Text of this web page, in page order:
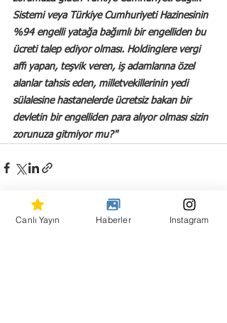
Sistemi veya Türkiye Cumhuriyeti Hazinesinin
%94 engelli yatağa bağımlı bir engelliden bu
ücreti talep ediyor olması. Holdinglere vergi
affı yapan, teşvik veren, iş adamlarına özel
alanlar tahsis eden, milletvekillerinin yedi
sülalesine hastanelerde ücretsiz bakan bir
devletin bir engelliden para alıyor olması sizin
zorunuza gitmiyor mu?"
Canlı Yayın Haberler Instagram